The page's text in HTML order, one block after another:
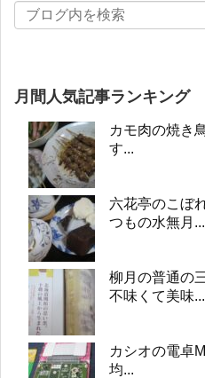
月間人気記事ランキング
カモ肉の焼き
す...
六花亭のこぼ
つもの水無月...
柳月の普通の
不味くて美味...
カシオの電卓
均...